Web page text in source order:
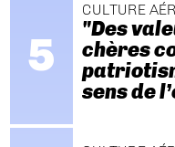
CULTURE
"Des
chères
sens de